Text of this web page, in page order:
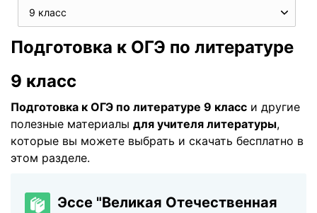
9 класс
Подготовка к ОГЭ по литературе
9 класс
Подготовка к ОГЭ по литературе 9 класс и другие
полезные материалы для учителя литературы,
которые вы можете выбрать и скачать бесплатно в
этом разделе.
Эссе "Великая Отечественная